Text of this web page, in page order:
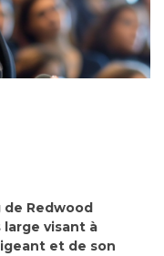
de Redwood
visant à
et de son